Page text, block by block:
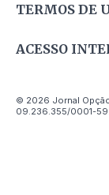
TERMOS DE
ACESSO
© 2026 Jornal
09.236.355/0001-